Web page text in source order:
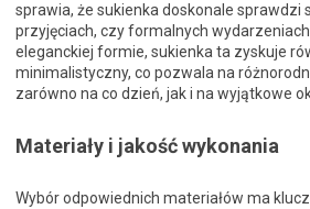
sprawia, że sukienka doskonale sprawdzi
przyjęciach, czy formalnych
eleganckiej formie, sukienka ta zyskuje
minimalistyczny, co pozwala na
zarówno na co dzień, jak i na wyjątkowe
Materiały i jakość wykonania
Wybór odpowiednich materiałów ma